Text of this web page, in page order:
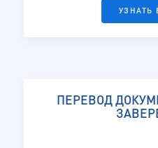
УЗНАТЬ
ПЕРЕВОД